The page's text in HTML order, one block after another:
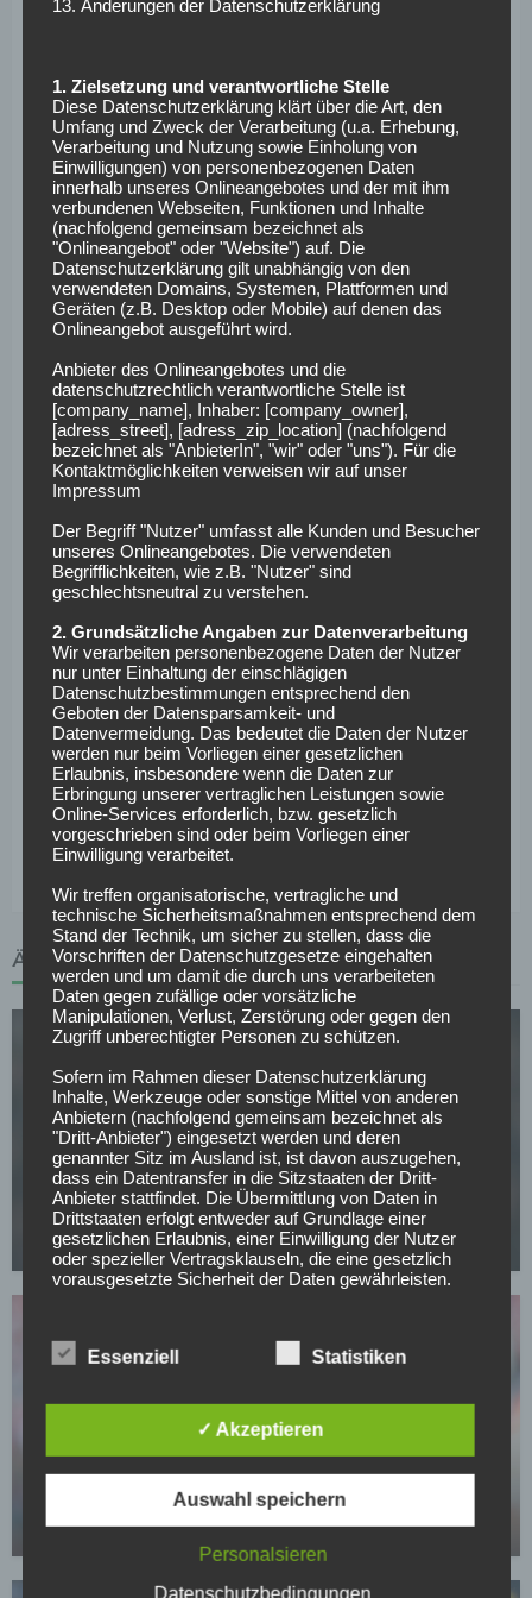
Samstagabend das Stadion betreten, wird es ein wie immer
„hochinteressantes Duell zwischen den Klubs“, weiß Jupp
Heynckes.
Voraussichtliche
Aufstellungen
Borussia Mönchengladbach: Sommer – Elvedi, Ginter,
Stindl, Raffael
FC Bayern München: Ulreich – Kimmich, Süle, Hummels,
Alaba – Javi Martinez— Tolisso, Rudy, Vidal, James –
Lewandowski
Fakten zum Spiel
Stadion:Borussia Park, Mönchengladbach
Schiedsrichter:Manuel Gräfe (SR), Guido Kleve (SR-A.
1), Markus Sinn (SR-A. 2), Tobias Reichel (4. Offizieller),
Dr. Jochen Drees (VA 1), Benedikt Kempkes (VA 2)
Bilanz gegeneinander gesamt:22 — 20 — 47 bei
121:184 Toren
Bilanz gegeneinander bei Heimspiel Gladbach:
18 — 12 bei 79:65 Toren
ÄHNLICHE ARTIKEL
FC BAYERN MÜNCHEN
CL-Sieg und dann weg? PSG-Star im Visier von
europäischen Topklubs
08.05.2026
Bayern-Legende Lizarazu warnt: Dieses Risiko
sollte Kompany gegen PSG vermeiden
05.05.2026
13. Änderungen der Datenschutzerklärung
1. Zielsetzung und verantwortliche Stelle
Diese Datenschutzerklärung klärt über die Art, den
Umfang und Zweck der Verarbeitung (u.a. Erhebung,
Verarbeitung und Nutzung sowie Einholung von
Einwilligungen) von personenbezogenen Daten
innerhalb unseres Onlineangebotes und der mit ihm
verbundenen Webseiten, Funktionen und Inhalte
(nachfolgend gemeinsam bezeichnet als
"Onlineangebot" oder "Website") auf. Die
Datenschutzerklärung gilt unabhängig von den
verwendeten Domains, Systemen, Plattformen und
Geräten (z.B. Desktop oder Mobile) auf denen das
Onlineangebot ausgeführt wird.
Anbieter des Onlineangebotes und die
datenschutzrechtlich verantwortliche Stelle ist
[company_name], Inhaber: [company_owner],
[adress_street], [adress_zip_location] (nachfolgend
bezeichnet als "AnbieterIn", "wir" oder "uns"). Für die
Kontaktmöglichkeiten verweisen wir auf unser
Impressum
Der Begriff "Nutzer" umfasst alle Kunden und Besucher
unseres Onlineangebotes. Die verwendeten
Begrifflichkeiten, wie z.B. "Nutzer" sind
geschlechtsneutral zu verstehen.
2. Grundsätzliche Angaben zur Datenverarbeitung
Wir verarbeiten personenbezogene Daten der Nutzer
nur unter Einhaltung der einschlägigen
Datenschutzbestimmungen entsprechend den
Geboten der Datensparsamkeit- und
Datenvermeidung. Das bedeutet die Daten der Nutzer
werden nur beim Vorliegen einer gesetzlichen
Erlaubnis, insbesondere wenn die Daten zur
Erbringung unserer vertraglichen Leistungen sowie
Online-Services erforderlich, bzw. gesetzlich
vorgeschrieben sind oder beim Vorliegen einer
Einwilligung verarbeitet.
Wir treffen organisatorische, vertragliche und
technische Sicherheitsmaßnahmen entsprechend dem
Stand der Technik, um sicher zu stellen, dass die
Vorschriften der Datenschutzgesetze eingehalten
werden und um damit die durch uns verarbeiteten
Daten gegen zufällige oder vorsätzliche
Manipulationen, Verlust, Zerstörung oder gegen den
Zugriff unberechtigter Personen zu schützen.
Sofern im Rahmen dieser Datenschutzerklärung
Inhalte, Werkzeuge oder sonstige Mittel von anderen
Anbietern (nachfolgend gemeinsam bezeichnet als
"Dritt-Anbieter") eingesetzt werden und deren
genannter Sitz im Ausland ist, ist davon auszugehen,
dass ein Datentransfer in die Sitzstaaten der Dritt-
Anbieter stattfindet. Die Übermittlung von Daten in
Drittstaaten erfolgt entweder auf Grundlage einer
gesetzlichen Erlaubnis, einer Einwilligung der Nutzer
oder spezieller Vertragsklauseln, die eine gesetzlich
vorausgesetzte Sicherheit der Daten gewährleisten.
Die personenbezogenen Daten werden, neben den
ausdrücklich in dieser Datenschutzerklärung
Grundlage gesetzlicher Erlaubnisse oder
Einwilligungen der Nutzer verarbeitet:
- Die Zurverfügungstellung, Ausführung, Pflege,
Optimierung und Sicherung unserer Dienste-, Service-
und Nutzerleistungen;
- Die Gewährleistung eines effektiven Kundendienstes
und technischen Supports.
Wir übermitteln die Daten der Nutzer an Dritte nur,
wenn dies für Abrechnungszwecke notwendig ist (z.B.
Essenziell Statistiken
✓ Akzeptieren
Auswahl speichern
Personalsieren